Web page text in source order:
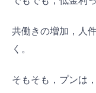
共働きの増加，人
く。
そもそも，プンは